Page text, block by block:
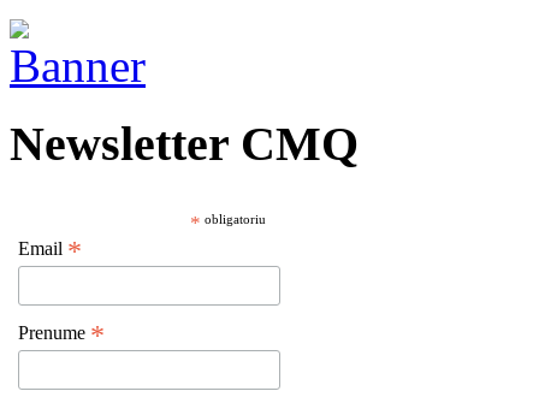
Newsletter CMQ
* obligatoriu
Email *
Prenume *